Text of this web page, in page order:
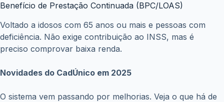
Benefício de Prestação Continuada (BPC/LOAS)
Voltado a idosos com 65 anos ou mais e pessoas com
deficiência. Não exige contribuição ao INSS, mas é
preciso comprovar baixa renda.
Novidades do CadÚnico em 2025
O sistema vem passando por melhorias. Veja o que há de